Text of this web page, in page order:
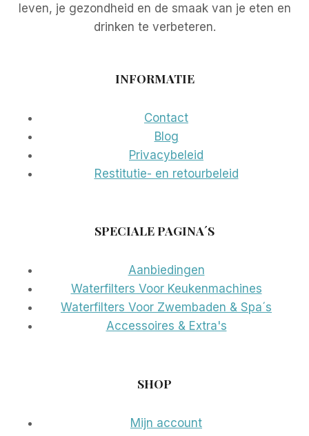
leven, je gezondheid en de smaak van je eten en
drinken te verbeteren.
INFORMATIE
Contact
Blog
Privacybeleid
Restitutie- en retourbeleid
SPECIALE PAGINA´S
Aanbiedingen
Waterfilters Voor Keukenmachines
Waterfilters Voor Zwembaden & Spa´s
Accessoires & Extra's
SHOP
Mijn account